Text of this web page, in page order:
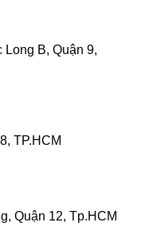
B, Quận 9,
TP.HCM
Quận 12, Tp.HCM